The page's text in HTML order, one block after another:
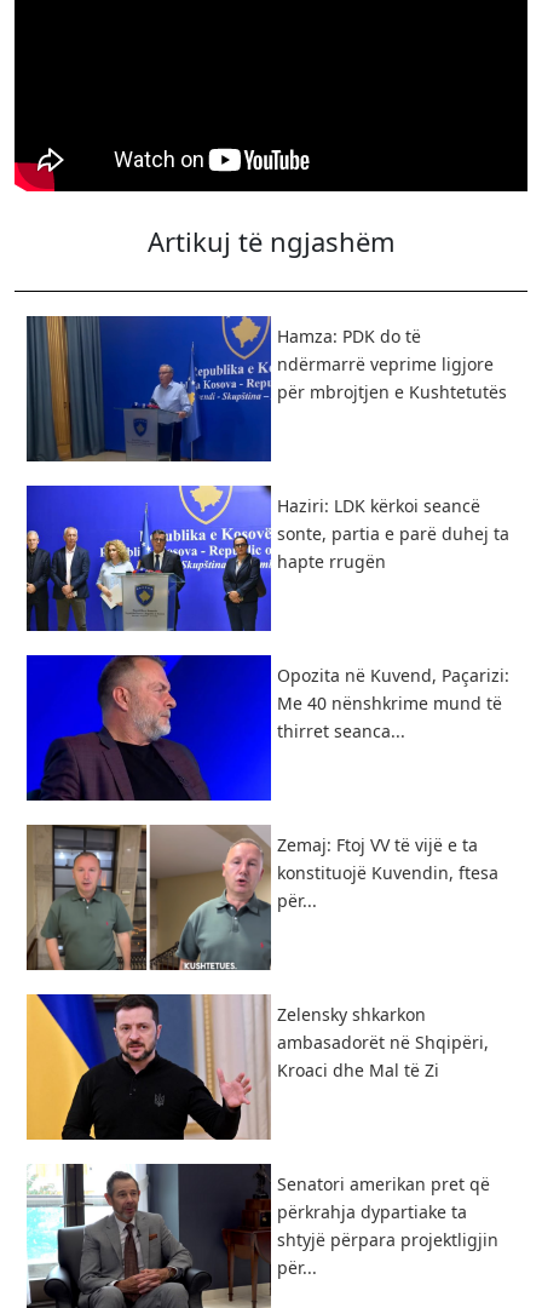
Artikuj të ngjashëm
Hamza: PDK do të
ndërmarrë veprime ligjore
për mbrojtjen e Kushtetutës
Haziri: LDK kërkoi seancë
sonte, partia e parë duhej ta
hapte rrugën
Opozita në Kuvend, Paçarizi:
Me 40 nënshkrime mund të
thirret seanca...
Zemaj: Ftoj VV të vijë e ta
konstituojë Kuvendin, ftesa
për...
Zelensky shkarkon
ambasadorët në Shqipëri,
Kroaci dhe Mal të Zi
Senatori amerikan pret që
përkrahja dypartiake ta
shtyjë përpara projektligjin
për...